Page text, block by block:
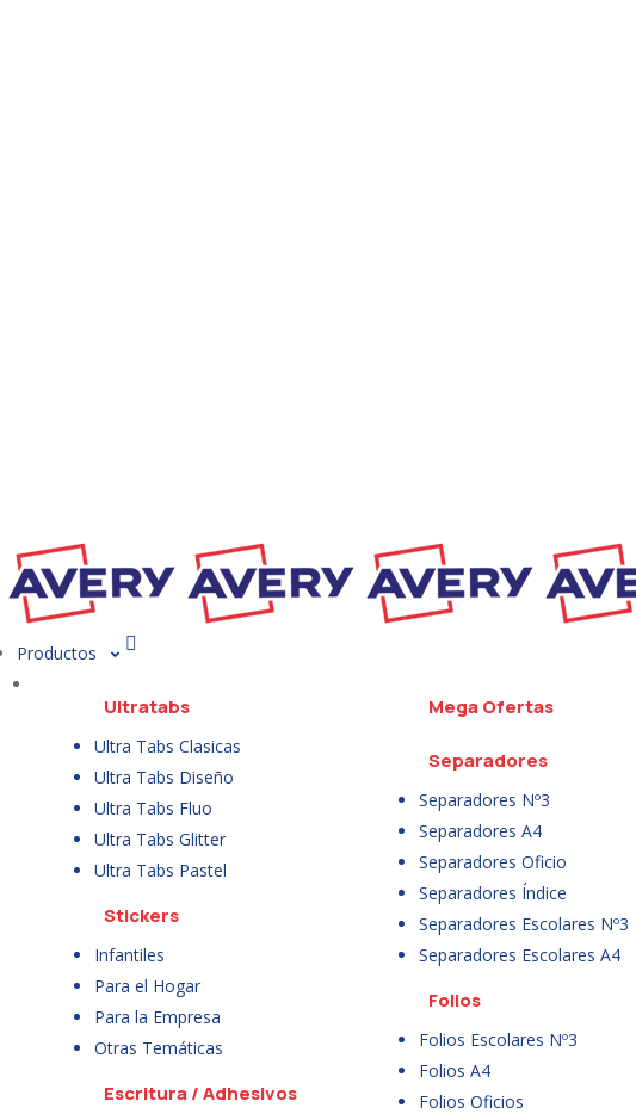
Productos
Ultratabs
Ultra Tabs Clasicas
Ultra Tabs Diseño
Ultra Tabs Fluo
Ultra Tabs Glitter
Ultra Tabs Pastel
Stickers
Infantiles
Para el Hogar
Para la Empresa
Otras Temáticas
Escritura / Adhesivos
Mega Ofertas
Separadores
Separadores Nº3
Separadores A4
Separadores Oficio
Separadores Índice
Separadores Escolares Nº3
Separadores Escolares A4
Folios
Folios Escolares Nº3
Folios A4
Folios Oficios